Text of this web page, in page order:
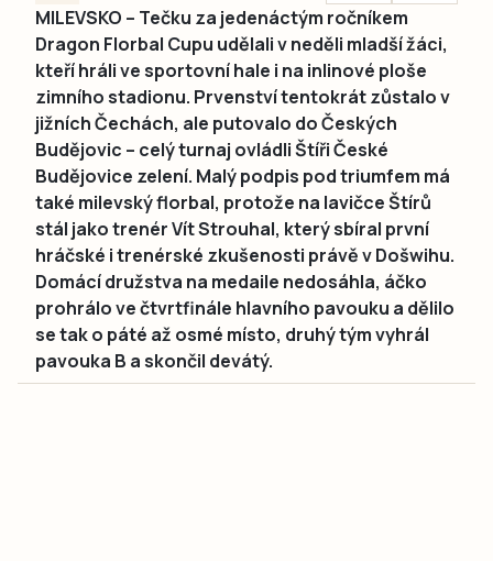
MILEVSKO – Tečku za jedenáctým ročníkem
Dragon Florbal Cupu udělali v neděli mladší žáci,
kteří hráli ve sportovní hale i na inlinové ploše
zimního stadionu. Prvenství tentokrát zůstalo v
jižních Čechách, ale putovalo do Českých
Budějovic – celý turnaj ovládli Štíři České
Budějovice zelení. Malý podpis pod triumfem má
také milevský florbal, protože na lavičce Štírů
stál jako trenér Vít Strouhal, který sbíral první
hráčské i trenérské zkušenosti právě v Došwihu.
Domácí družstva na medaile nedosáhla, áčko
prohrálo ve čtvrtfinále hlavního pavouku a dělilo
se tak o páté až osmé místo, druhý tým vyhrál
pavouka B a skončil devátý.